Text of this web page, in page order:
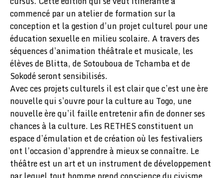
commencé par un atelier de formation sur la
conception et la gestion d’un projet culturel pour une
éducation sexuelle en milieu scolaire. A travers des
séquences d’animation théâtrale et musicale, les
élèves de Blitta, de Sotouboua de Tchamba et de
Sokodé seront sensibilisés.
Avec ces projets culturels il est clair que c’est une ère
nouvelle qui s’ouvre pour la culture au Togo, une
nouvelle ère qu’il faille entretenir afin de donner ses
chances à la culture. Les RETHES constituent un
espace d’émulation et de création où les festivaliers
ont l’occasion d’apprendre à mieux se connaître. Le
théâtre est un art et un instrument de développement